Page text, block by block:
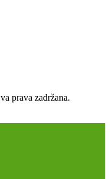
prava zadržana.